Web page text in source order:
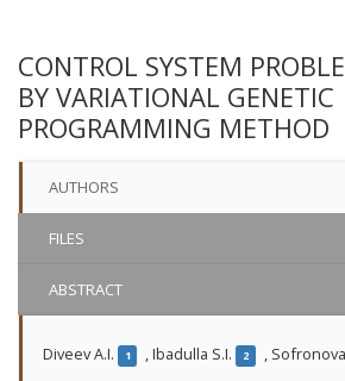
CONTROL SYSTEM
BY VARIATIONAL GENETIC
PROGRAMMING METHOD
AUTHORS
FILES
ABSTRACT
Diveev A.I. 1 ,Ibadulla S.I. 2 , Sofronova